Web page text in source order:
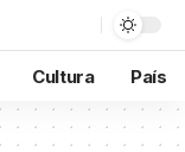
Cultura País